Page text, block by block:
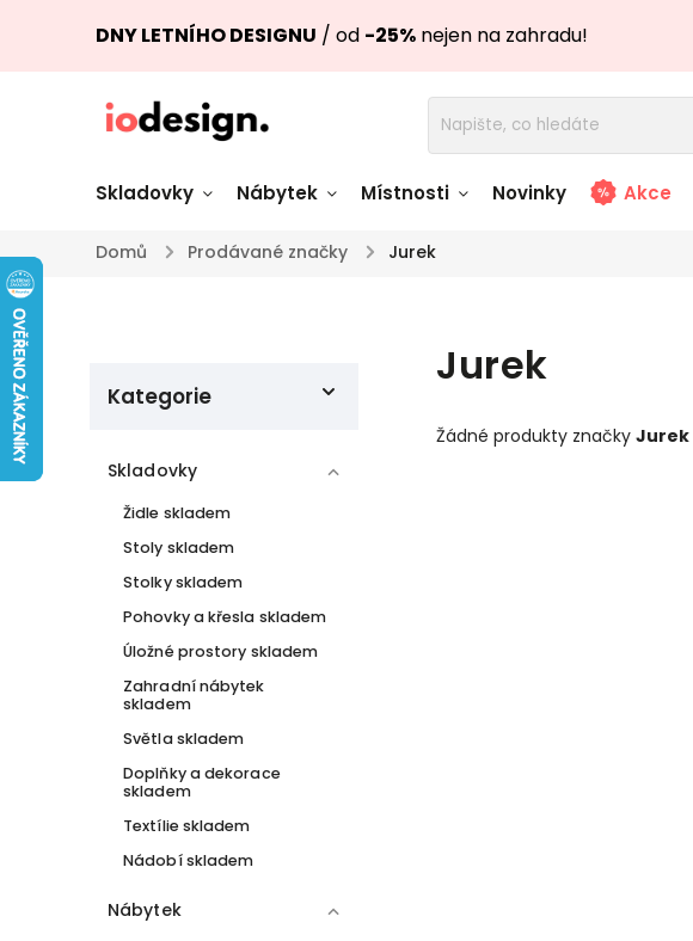
DNY LETNÍHO DESIGNU / od -25% nejen na zahradu!
Skladovky
skladem
Doplňky a
dekorace skladem
Nádobí skladem
Nábytek Místnosti Novinky Akce
Domů / Prodávané značky / Jurek
Kategorie
Skladovky
Židle skladem
Stoly skladem
Stolky skladem
Pohovky a křesla skladem
Úložné prostory skladem
Zahradní nábytek
skladem
Světla skladem
Doplňky a dekorace
skladem
Textílie skladem
Nádobí skladem
Nábytek
Jurek
Žádné produkty značky Jurek